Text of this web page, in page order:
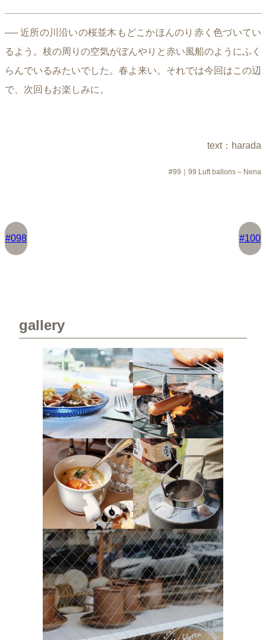
── 近所の川沿いの桜並木もどこかほんのり赤く色づいてい
るよう。枝の周りの空気がぼんやりと赤い風船のようにふく
らんでいるみたいでした。春よ来い。それでは今回はこの辺
で、次回もお楽しみに。
text：harada
#99｜99 Luft ballons – Nena
#098 #100
gallery